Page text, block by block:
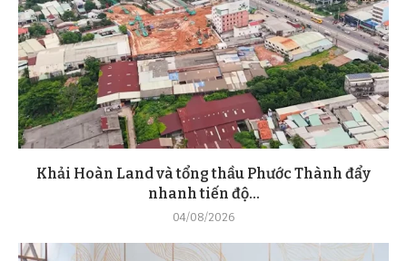
Khải Hoàn Land và tổng thầu Phước Thành đẩy
nhanh tiến độ...
04/08/2026